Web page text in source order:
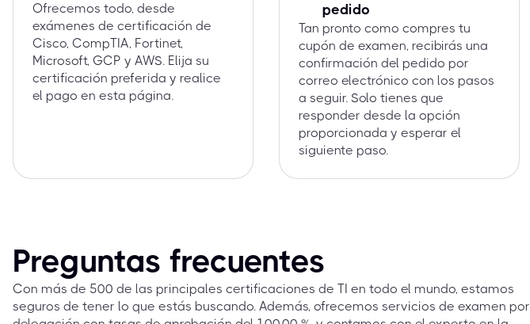
Ofrecemos todo, desde
exámenes de certificación de
Cisco, CompTIA, Fortinet,
Microsoft, GCP y AWS. Elija su
certificación preferida y realice
el pago en esta página.
pedido
Tan pronto como compres tu
cupón de examen, recibirás una
confirmación del pedido por
correo electrónico con los pasos
a seguir. Solo tienes que
responder desde la opción
proporcionada y esperar el
siguiente paso.
Preguntas frecuentes
Con más de 500 de las principales certificaciones de TI en todo el mundo, estamos
seguros de tener lo que estás buscando. Además, ofrecemos servicios de examen por